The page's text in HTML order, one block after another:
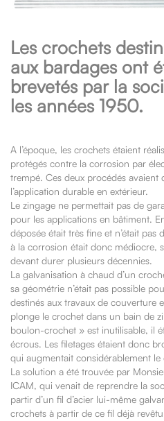
Les crochets
aux bardages ont
brevetés par la
les années 1950.
A l’époque, les crochets étaient
protégés contre la corrosion par
trempé. Ces deux procédés
l’application durable en extérieur.
Le zingage ne permettait pas de
pour les applications en bâtiment.
déposée était très fine et n’était pas
à la corrosion était donc médiocre,
devant durer plusieurs décennies.
La galvanisation à chaud d’un
sa géométrie n’était pas possible
destinés aux travaux de couverture
plonge le crochet dans un bain de
boulon-crochet » est inutilisable, il
écrous. Les filetages étaient donc
qui augmentait considérablement
La solution a été trouvée par
ICAM, qui venait de reprendre la
partir d’un fil d’acier lui-même
crochets à partir de ce fil déjà